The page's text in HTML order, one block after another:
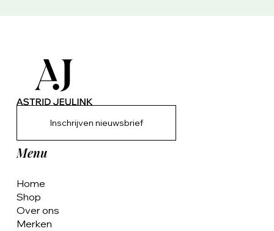
Inschrijven nieuwsbrief
Menu
Home
Shop
Over ons
Merken